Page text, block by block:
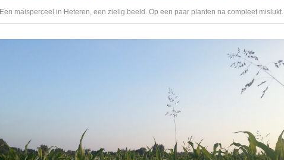
Een maisperceel in Heteren, een zielig beeld. Op een paar planten na compleet mislukt.